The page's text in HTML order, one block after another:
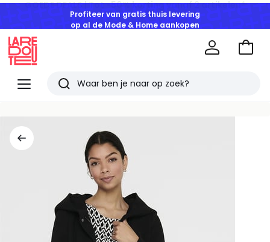
Profiteer van gratis thuis levering
op al de Mode & Home aankopen
Menu
Redoute
Zoeken
artikelen
Naar